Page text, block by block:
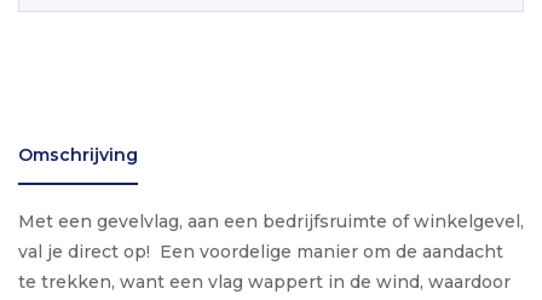
Omschrijving
Met een gevelvlag, aan een bedrijfsruimte of winkelgevel,
val je direct op! Een voordelige manier om de aandacht
te trekken, want een vlag wappert in de wind, waardoor